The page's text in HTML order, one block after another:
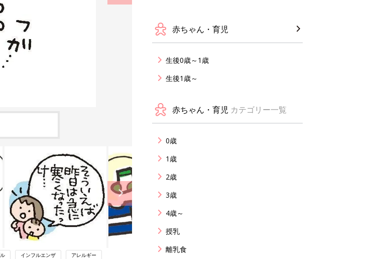
インフルエンザ アレルギー
赤ちゃん・育児
生後0歳～1歳
生後1歳～
赤ちゃん・育児 カテゴリー一覧
0歳
1歳
2歳
3歳
4歳～
授乳
離乳食